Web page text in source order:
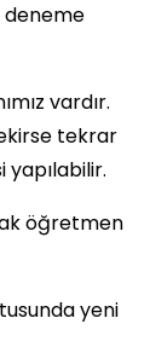
deneme
vardır.
tekrar
öğretmen
yeni